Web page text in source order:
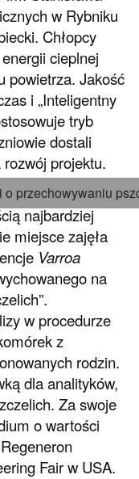
w Rybniku
Chłopcy
cieplnej
powietrza. Jakość
i „Inteligentny
tryb
dostali
projektu.
przechowywaniu
najbardziej
miejsce zajęła
Varroa
na
w procedurze
z
rodzin.
dla analityków,
Za swoje
o wartości
Fair w USA.